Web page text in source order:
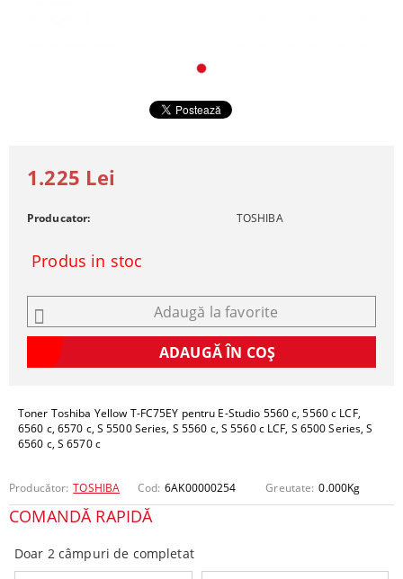
Toner Toshiba Yellow T-FC75EY pentru E-Studio 5560 c, 5560 c LCF,
6560 c, 6570 c, S 5500 Series, S 5560 c, S 5560 c LCF, S 6500 Series, S
6560 c, S 6570 c
Producător: TOSHIBA Cod: 6AK00000254 Greutate: 0.000Kg
COMANDĂ RAPIDĂ
Doar 2 câmpuri de completat
1.225 Lei
Producator: TOSHIBA
Produs in stoc
Adaugă la favorite